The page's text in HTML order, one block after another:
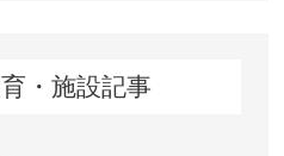
・施設記事